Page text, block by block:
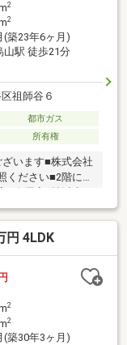
2
2
(築23年6ヶ月)
山駅 徒歩21分
祖師谷６
都市ガス
所有権
います■株式会社
ださい■2階にロ
■全居室6帖以上
円 4LDK
2
2
(築30年3ヶ月)